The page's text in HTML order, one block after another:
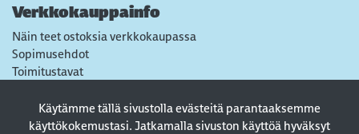
Käytämme tällä sivustolla evästeitä parantaaksemme
käyttökokemustasi. Jatkamalla sivuston käyttöä hyväksyt
Verkkokauppainfo
Näin teet ostoksia verkkokaupassa
Sopimusehdot
Toimitustavat
Tietosuojaseloste
Usein kysytyt kysymykset